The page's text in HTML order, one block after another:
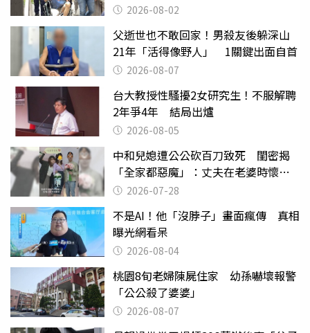
2026-08-02
父逝世也不敢回家！男殺友後躲深山
21年「活得像野人」 1關鍵出面自首
2026-08-07
台大教授性騷擾2女研究生！不服解聘
2年爭4年 結局出爐
2026-08-05
中和兒媳遭公公砍百刀致死 閨密揭
「全家都惡魔」：丈夫在老婆時懷孕
摔東西
2026-07-28
不是AI！他「沒脖子」畫面瘋傳 真相
曝光網看呆
2026-08-04
桃園8旬老婦陳屍住家 幼孫嚇壞報警
「公公殺了婆婆」
2026-08-07